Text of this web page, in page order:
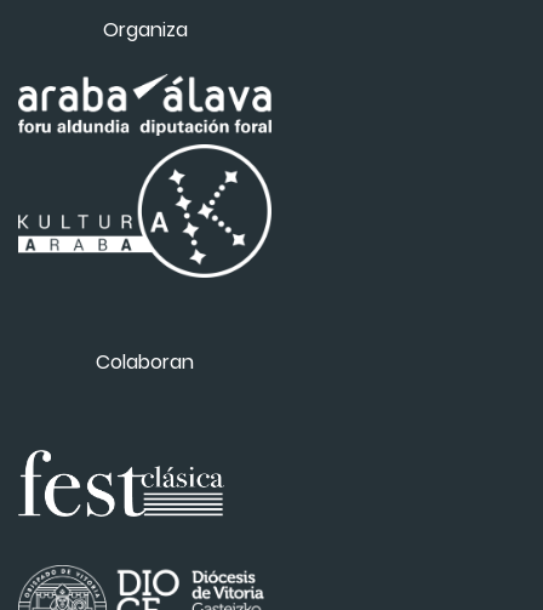
Organiza
Colaboran